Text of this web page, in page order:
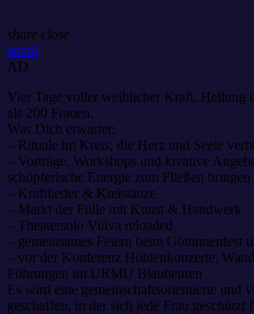
share close
email
AD
Vier Tage voller weiblicher Kraft, Heilung
als 200 Frauen.
Was Dich erwartet:
– Rituale im Kreis, die Herz und Seele
– Vorträge, Workshops und kreative
schöpferische Energie zum Fließen bringen
– Kraftlieder & Kreistänze
– Markt der Fülle mit Kunst & Handwerk
– Theatersolo Vulva reloaded
– gemeinsames Feiern beim Göttinnenfest
– vor der Konferenz Höhlenkonzerte,
Führungen im URMU Blaubeuren
Es wird eine gemeinschaftsorientierte und
geschaffen, in der sich jede Frau geschützt